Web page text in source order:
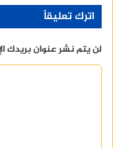
اترك تعليقاً
لن يتم نشر عنوان بريدك